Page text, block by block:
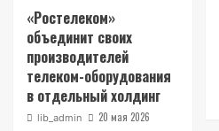
«Ростелеком»
объединит своих
производителей
телеком-оборудования
в отдельный холдинг
lib_admin 20 мая 2026